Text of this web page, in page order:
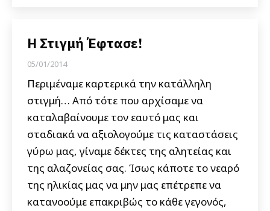
Η Στιγμή Έφτασε!
05/01/2014
Περιμέναμε καρτερικά την κατάλληλη
στιγμή… Από τότε που αρχίσαμε να
καταλαβαίνουμε τον εαυτό μας και
σταδιακά να αξιολογούμε τις καταστάσεις
γύρω μας, γίναμε δέκτες της αλητείας και
της αλαζονείας σας. Ίσως κάποτε το νεαρό
της ηλικίας μας να μην μας επέτρεπε να
κατανοούμε επακριβώς το κάθε γεγονός,